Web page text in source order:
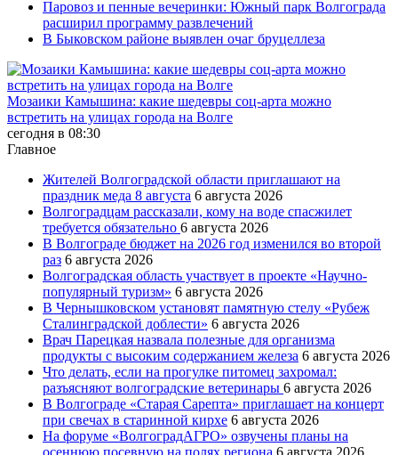
Паровоз и пенные вечеринки: Южный парк Волгограда
расширил программу развлечений
В Быковском районе выявлен очаг бруцеллеза
Мозаики Камышина: какие шедевры соц-арта можно
встретить на улицах города на Волге
сегодня в 08:30
Главное
Жителей Волгоградской области приглашают на
праздник меда 8 августа 6 августа 2026
Волгоградцам рассказали, кому на воде спасжилет
требуется обязательно 6 августа 2026
В Волгограде бюджет на 2026 год изменился во второй
раз 6 августа 2026
Волгоградская область участвует в проекте «Научно-
популярный туризм» 6 августа 2026
В Чернышковском установят памятную стелу «Рубеж
Сталинградской доблести» 6 августа 2026
Врач Парецкая назвала полезные для организма
продукты с высоким содержанием железа 6 августа 2026
Что делать, если на прогулке питомец захромал:
разъясняют волгоградские ветеринары 6 августа 2026
В Волгограде «Старая Сарепта» приглашает на концерт
при свечах в старинной кирхе 6 августа 2026
На форуме «ВолгоградАГРО» озвучены планы на
осеннюю посевную на полях региона 6 августа 2026